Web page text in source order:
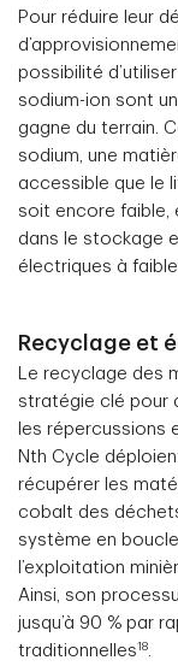
Pour réduire leur
possibilité
sodium-ion sont
gagne du terrain.
sodium, une
accessible que le
soit encore faible,
dans le stockage
électriques à
Recyclage et
Le recyclage des
stratégie clé pour
les répercussions
Nth Cycle
récupérer les
cobalt des
système en
l’exploitation
Ainsi, son
jusqu’à 90 % par
traditionnelles18.